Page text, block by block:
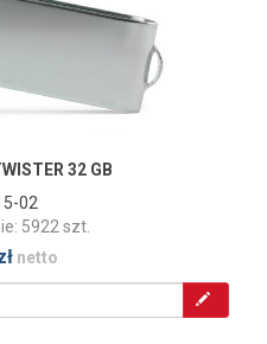
32 GB
02
5922 szt.
netto